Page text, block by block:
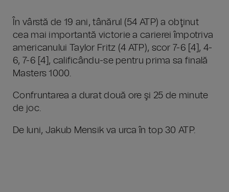
În vârstă de 19 ani, tânărul (54 ATP) a obţinut
cea mai importantă victorie a carierei împotriva
americanului Taylor Fritz (4 ATP), scor 7-6 [4], 4-
6, 7-6 [4], calificându-se pentru prima sa finală
Masters 1000.
Confruntarea a durat două ore şi 25 de minute
de joc.
De luni, Jakub Mensik va urca în top 30 ATP.